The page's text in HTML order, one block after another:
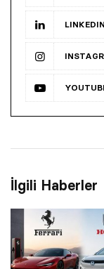
LINKEDIN
İlgili Haberler